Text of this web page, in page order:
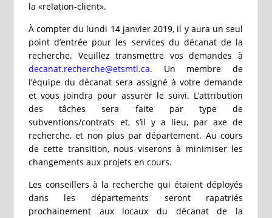
la «relation-client».
À compter du lundi 14 janvier 2019, il y aura un seul
point d’entrée pour les services du décanat de la
recherche. Veuillez transmettre vos demandes à
decanat.recherche@etsmtl.ca. Un membre de
l’équipe du décanat sera assigné à votre demande
et vous joindra pour assurer le suivi. L’attribution
des tâches sera faite par type de
subventions/contrats et, s’il y a lieu, par axe de
recherche, et non plus par département. Au cours
de cette transition, nous viserons à minimiser les
changements aux projets en cours.
Les conseillers à la recherche qui étaient déployés
dans les départements seront rapatriés
prochainement aux locaux du décanat de la